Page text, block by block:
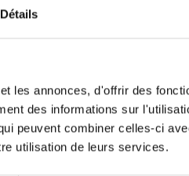
Détails
les annonces, d'offrir des
des informations sur
peuvent combiner celles-ci
utilisation de leurs services.
à la fois éducative et
se rencontrent au
samedi 5 aoutà l’Aquarium de